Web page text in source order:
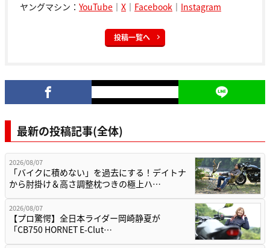
ヤングマシン： YouTube ｜ X ｜ Facebook ｜ Instagram
投稿一覧へ
最新の投稿記事(全体)
2026/08/07
「バイクに積めない」を過去にする！デイトナ
から肘掛け＆高さ調整枕つきの極上ハ…
2026/08/07
【プロ驚愕】全日本ライダー岡崎静夏が
「CB750 HORNET E-Clut…